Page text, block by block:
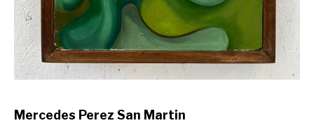
Mercedes Perez San Martin